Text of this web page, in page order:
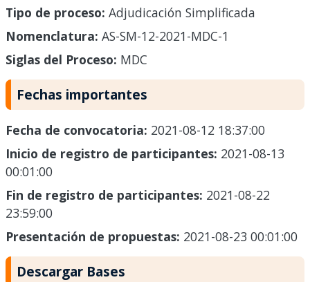
Tipo de proceso: Adjudicación Simplificada
Nomenclatura: AS-SM-12-2021-MDC-1
Siglas del Proceso: MDC
Fechas importantes
Fecha de convocatoria: 2021-08-12 18:37:00
Inicio de registro de participantes: 2021-08-13
00:01:00
Fin de registro de participantes: 2021-08-22
23:59:00
Presentación de propuestas: 2021-08-23 00:01:00
Descargar Bases